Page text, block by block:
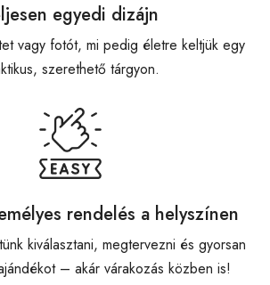
egyedi dizájn
vagy fotót, mi pedig életre keltjük egy
szerethető tárgyon.
rendelés a helyszínen
kiválasztani, megtervezni és gyorsan
– akár várakozás közben is!